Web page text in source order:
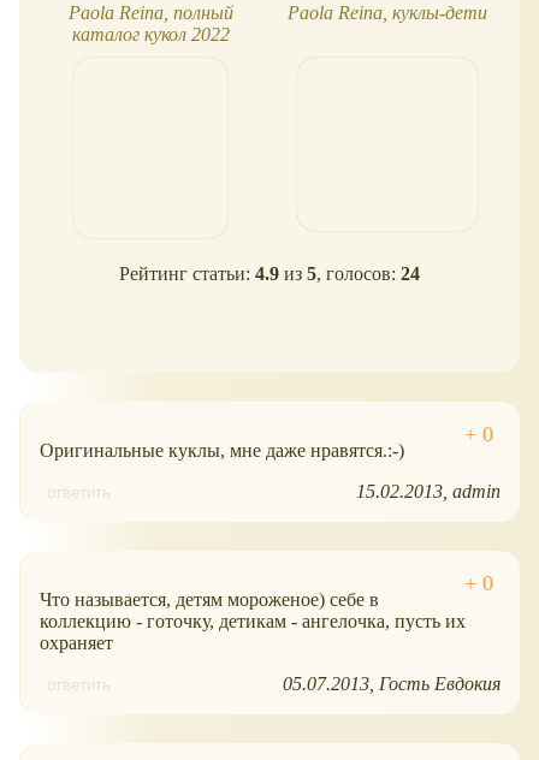
Paola Reina, полный
каталог кукол 2022
Paola Reina, куклы-дети
Рейтинг статьи: 4.9 из 5, голосов: 24
Оригинальные куклы, мне даже нравятся.:-)
ответить 15.02.2013 admin
Что называется, детям мороженое) себе в
коллекцию - готочку, детикам - ангелочка, пусть их
охраняет
ответить 05.07.2013 Гость Евдокия